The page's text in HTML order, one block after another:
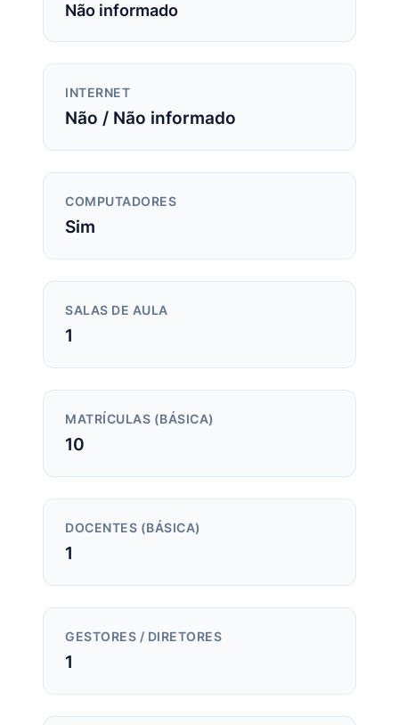
Não informado
INTERNET
Não / Não informado
COMPUTADORES
Sim
SALAS DE AULA
1
MATRÍCULAS (BÁSICA)
10
DOCENTES (BÁSICA)
1
GESTORES / DIRETORES
1